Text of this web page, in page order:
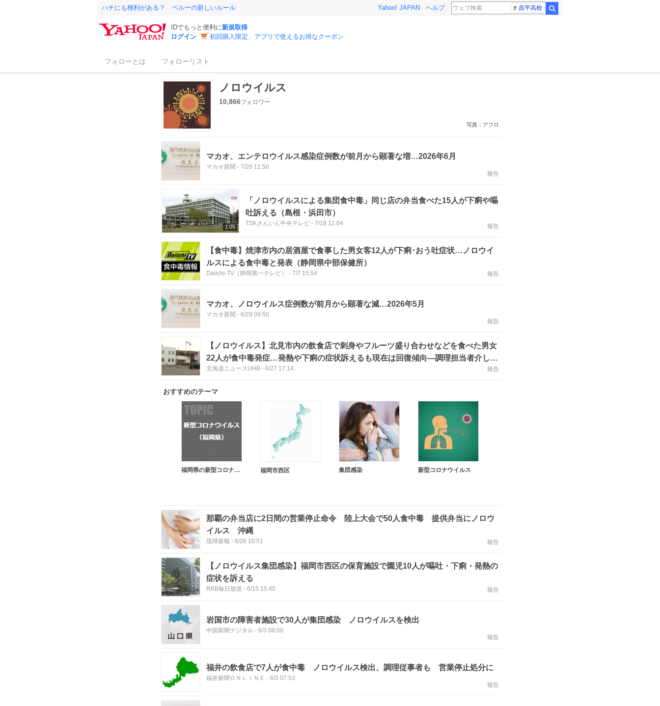
ハチにも権利がある？ ペルーの新しいルール Yahoo! JAPAN ヘルプ 昌平高校
IDでもっと便利に新規取得
ログイン
初回購入限定、アプリで使えるお得なクーポン
フォローとは フォローリスト
ノロウイルス
10,866フォロワー
写真：アフロ
マカオ、エンテロウイルス感染症例数が前月から顕著な増…2026年6月
マカオ新聞 - 7/26 11:50
報告
1:05
「ノロウイルスによる集団食中毒」同じ店の弁当食べた15人が下痢や嘔
吐訴える（島根・浜田市）
TSKさんいん中央テレビ - 7/18 12:04 報告
【食中毒】焼津市内の居酒屋で食事した男女客12人が下痢･おう吐症状…ノロウイ
ルスによる食中毒と発表（静岡県中部保健所）
Daiichi-TV（静岡第一テレビ） - 7/7 15:54 報告
マカオ、ノロウイルス症例数が前月から顕著な減…2026年5月
マカオ新聞 - 6/29 09:50
報告
【ノロウイルス】北見市内の飲食店で刺身やフルーツ盛り合わせなどを食べた男女
22人が食中毒発症…発熱や下痢の症状訴えるも現在は回復傾向―調理担当者介して
料理に汚染した可能性〈北海道〉
北海道ニュースUHB - 6/27 17:14 報告
おすすめのテーマ
福岡県の新型コロナウイルス関連情報 福岡市西区 集団感染 新型コロナウイルス
那覇の弁当店に2日間の営業停止命令 陸上大会で50人食中毒 提供弁当にノロウ
イルス 沖縄
琉球新報 - 6/26 10:51 報告
【ノロウイルス集団感染】福岡市西区の保育施設で園児10人が嘔吐・下痢・発熱の
症状を訴える
RKB毎日放送 - 6/15 15:40 報告
岩国市の障害者施設で30人が集団感染 ノロウイルスを検出
中国新聞デジタル - 6/3 08:00
報告
福井の飲食店で7人が食中毒 ノロウイルス検出、調理従事者も 営業停止処分に
福井新聞ＯＮＬＩＮＥ - 6/3 07:53
報告